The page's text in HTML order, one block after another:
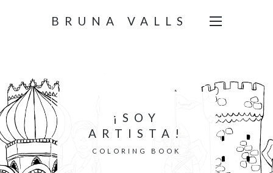
BRUNA VALLS
¡SOY
ARTISTA!
COLORING BOOK